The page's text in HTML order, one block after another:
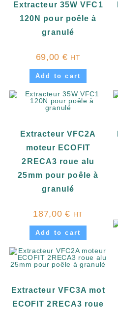
Extracteur 35W VFC1
120N pour poêle à
granulé
69,00 € HT
Add to cart
Extracteur VFC2A
moteur ECOFIT
2RECA3 roue alu
25mm pour poêle à
granulé
187,00€ HT
Add to cart
Extracteur VFC3A mot
ECOFIT 2RECA3 roue